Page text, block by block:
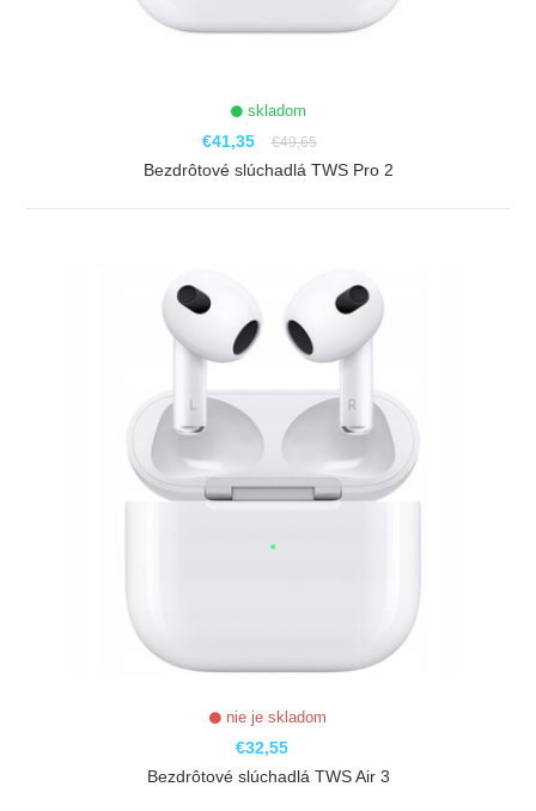
skladom
€41,35 €49,65
Bezdrôtové slúchadlá TWS Pro 2
nie je skladom
€32,55
Bezdrôtové slúchadlá TWS Air 3